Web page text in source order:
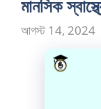
মানসিক
আগস্ট 14, 2024